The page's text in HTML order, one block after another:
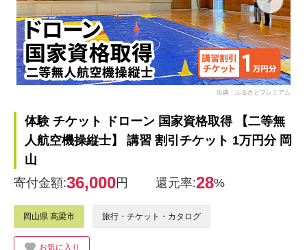
出典：ふるさとプレミアム
体験 チケット ドローン 国家資格取得 【二等無
人航空機操縦士】 講習 割引チケット 1万円分 岡
山
寄付金額:36,000円 還元率:28%
岡山県 高梁市 旅行・チケット・カタログ
お気に入り